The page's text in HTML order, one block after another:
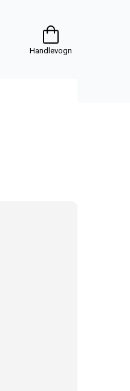
Handlevogn